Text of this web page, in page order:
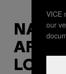
VICE
our